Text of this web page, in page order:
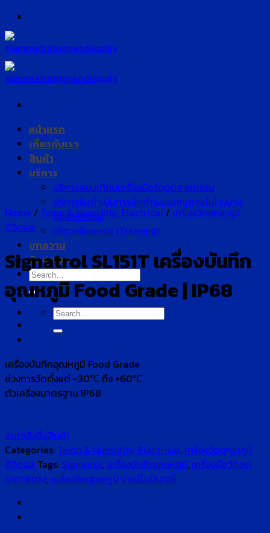
Skip
to
content
หน้าแรก
เกี่ยวกับเรา
สินค้า
บริการ
บริการสอบเทียบเครื่องมือวัดอุตสาหกรรม
บริการรับดำเนินการจัดทำระบบคุณภาพในโรงงาน
อุตสาหกรรม
บริการฝึกอบรม (Training)
บทความ
ติดต่อเรา
Search
for:
Search
for:
Home / Temp & Humidity, Electrical / เครื่องวัดอุณหภูมิ
ดิจิตอล
Signatrol SL151T เครื่องบันทึก
อุณหภูมิ Food Grade | IP68
เครื่องบันทึกอุณหภูมิ Food Grade
ช่วงการวัดตั้งแต่ -30℃ ถึง +60℃
ตัวเครื่องมาตรฐาน IP68
สนใจสั่งซื้อสินค้า
Categories: Temp & Humidity, Electrical, เครื่องวัดอุณหภูมิ
ดิจิตอล Tags: Signatrol, เครื่องบันทึกอุณหภูมิ, เครื่องมือวัดลด
ราคาพิเศษ, เครื่องวัดอุณหภูมิ เทอร์โมมิเตอร์